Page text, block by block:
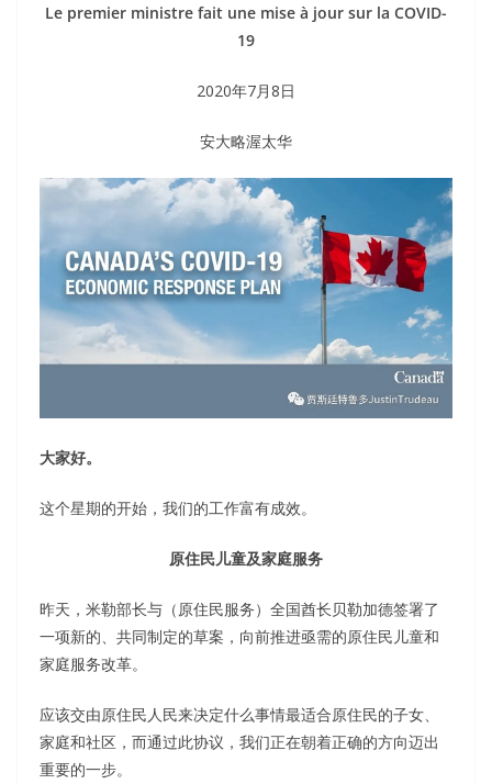
Le premier ministre fait une mise à jour sur la COVID-
19
2020年7月8日
安大略渥太华
大家好。
这个星期的开始，我们的工作富有成效。
原住民儿童及家庭服务
昨天，米勒部长与（原住民服务）全国酋长贝勒加德签署了
一项新的、共同制定的草案，向前推进亟需的原住民儿童和
家庭服务改革。
应该交由原住民人民来决定什么事情最适合原住民的子女、
家庭和社区，而通过此协议，我们正在朝着正确的方向迈出
重要的一步。